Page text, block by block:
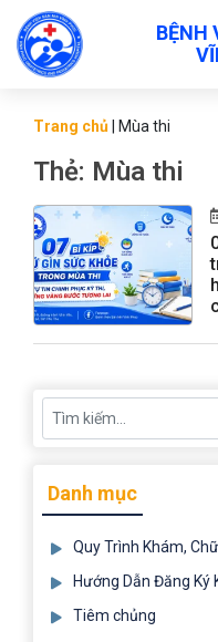
BỆNH
Trang chủ Mùa thi
Thẻ: Mùa thi
Danh mục
Quy Trình Khám,
Hướng Dẫn Đăng Ký
Tiêm chủng